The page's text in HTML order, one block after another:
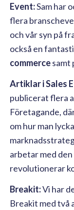
Event:Sam har
flera
och vår syn på
också en
commercesamt
Artiklar i Sales
publicerat flera
Företagande,
om hur man
arbetar med
revolutionerar
Breakit:Vi har
Breakit med två